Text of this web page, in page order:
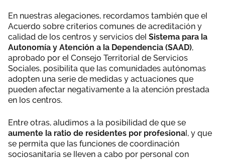
En nuestras alegaciones, recordamos también que el
Acuerdo sobre criterios comunes de acreditación y
calidad de los centros y servicios del Sistema para la
Autonomía y Atención a la Dependencia (SAAD),
aprobado por el Consejo Territorial de Servicios
Sociales, posibilita que las comunidades autónomas
adopten una serie de medidas y actuaciones que
pueden afectar negativamente a la atención prestada
en los centros.
Entre otras, aludimos a la posibilidad de que se
aumente la ratio de residentes por profesional, y que
se permita que las funciones de coordinación
sociosanitaria se lleven a cabo por personal con